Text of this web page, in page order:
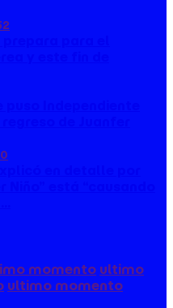
momento ultimo
ultimo momento